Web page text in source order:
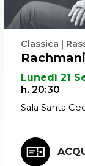
Classica |
Lunedì 21
h. 20:30
Sala Santa